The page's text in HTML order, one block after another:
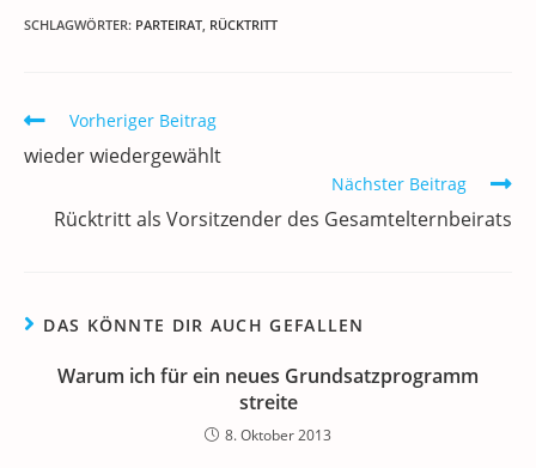
c
b
o
k
itt ai k
dI
n
at
SCHLAGWÖRTER: PARTEIRAT, RÜCKTRITT
Weitere
Artikel
ansehen
Vorheriger Beitrag
wieder wiedergewählt
Nächster Beitrag
Rücktritt als Vorsitzender des Gesamtelternbeirats
DAS KÖNNTE DIR AUCH GEFALLEN
Warum ich für ein neues Grundsatzprogramm
streite
8. Oktober 2013